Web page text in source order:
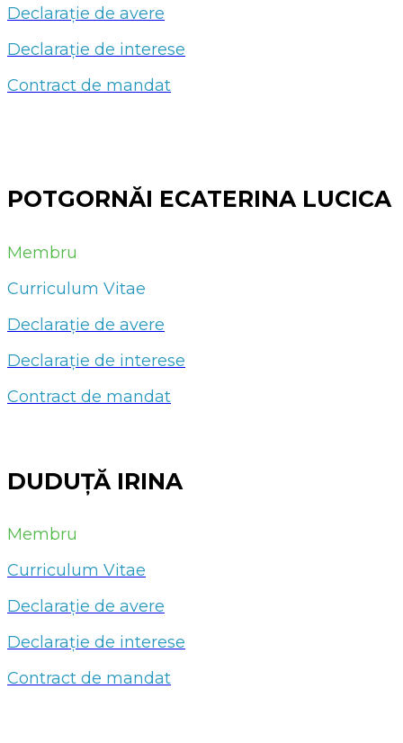
Declarație de avere
Declarație de interese
Contract de mandat
POTGORNĂI ECATERINA LUCICA
Membru
Curriculum Vitae
Declarație de avere
Declarație de interese
Contract de mandat
DUDUȚĂ IRINA
Membru
Curriculum Vitae
Declarație de avere
Declarație de interese
Contract de mandat